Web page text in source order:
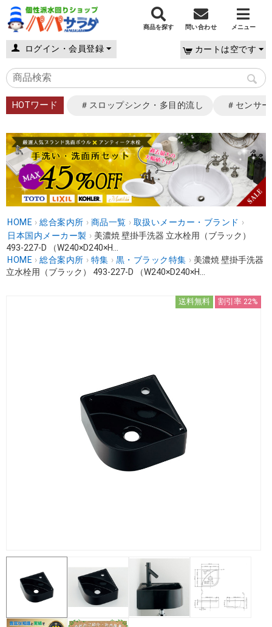
商品を探す 問い合わせ メニュー
ログイン・会員登録 カートは空です
HOTワード ＃スロップシンク・多目的流し ＃センサ
HOME › 総合案内所 › 商品一覧 › 取扱いメーカー・ブランド ›
日本国内メーカー製 › 美濃焼 壁掛手洗器 立水栓用（ブラック）
493-227-D （W240×D240×H...
HOME › 総合案内所 › 特集 › 黒・ブラック特集 › 美濃焼 壁掛手洗器
立水栓用（ブラック） 493-227-D （W240×D240×H...
送料無料 割引率 22%